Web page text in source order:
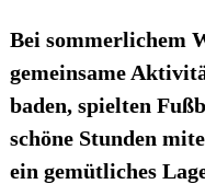
Bei sommerlichem
gemeinsame
baden, spielten
schöne Stunden
ein gemütliches